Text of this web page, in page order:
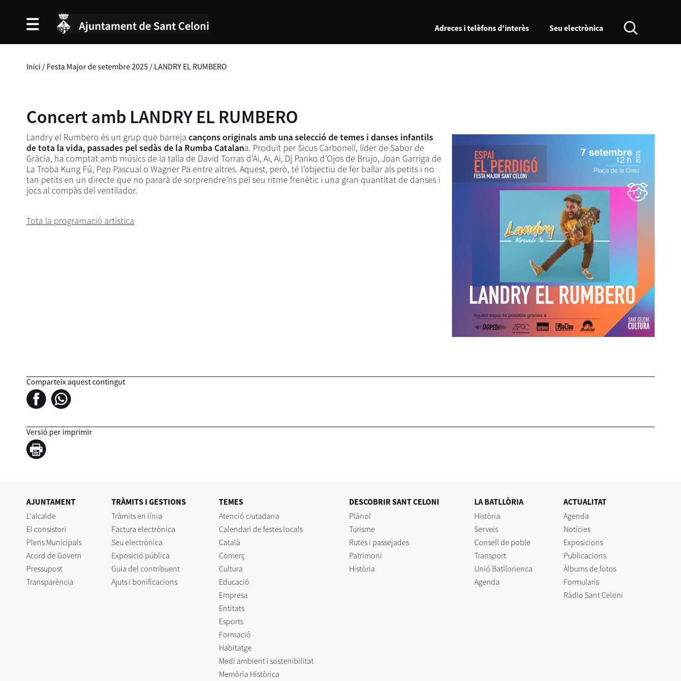
Adreces i telèfons d'interès Seu electrònica
Inici / Festa Major de setembre 2025 / LANDRY EL RUMBERO
Concert amb LANDRY EL RUMBERO
Landry el Rumbero és un grup que barreja cançons originals amb una selecció de temes i danses infantils
de tota la vida, passades pel sedàs de la Rumba Catalana. Produït per Sicus Carbonell, líder de Sabor de
Gràcia, ha comptat amb músics de la talla de David Torras d’Ai, Ai, Ai, Dj Panko d’Ojos de Brujo, Joan Garriga de
La Troba Kung Fú, Pep Pascual o Wagner Pa entre altres. Aquest, però, té l’objectiu de fer ballar als petits i no
tan petits en un directe que no pararà de sorprendre’ns pel seu ritme frenètic i una gran quantitat de danses i
jocs al compàs del ventilador.
Tota la programació artística
Comparteix aquest contingut
Versió per imprimir
AJUNTAMENT
L'alcalde
El consistori
Plens Municipals
Acord de Govern
Pressupost
Transparència
TRÀMITS I GESTIONS
Tràmits en línia
Factura electrònica
Seu electrònica
Exposició pública
Guia del contribuent
Ajuts i bonificacions
TEMES
Atenció ciutadana
Calendari de festes locals
Català
Comerç
Cultura
Educació
Empresa
Entitats
Esports
Formació
Habitatge
Medi ambient i sostenibilitat
Memòria Històrica
DESCOBRIR SANT CELONI
Plànol
Turisme
Rutes i passejades
Patrimoni
Història
LA BATLLÒRIA
Història
Serveis
Consell de poble
Transport
Unió Batllorienca
Agenda
ACTUALITAT
Agenda
Notícies
Exposicions
Publicacions
Àlbums de fotos
Formularis
Ràdio Sant Celoni